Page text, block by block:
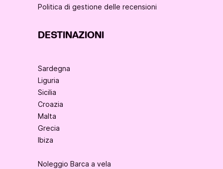
Politica di gestione delle recensioni
DESTINAZIONI
Sardegna
Liguria
Sicilia
Croazia
Malta
Grecia
Ibiza
Noleggio Barca a vela